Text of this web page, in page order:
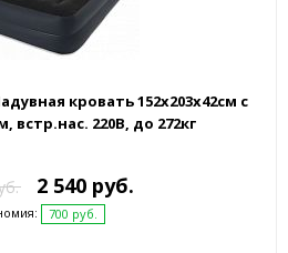
кровать 152х203х42см с
встр.нас. 220В, до 272кг
2 540 руб.
700 руб.